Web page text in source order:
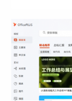
里面打不开
标的相关内容